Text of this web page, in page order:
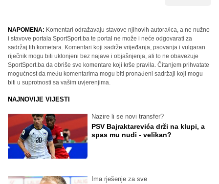
NAPOMENA: Komentari odražavaju stavove njihovih autora/ica, a ne nužno
i stavove portala SportSport.ba te portal ne može i neće odgovarati za
sadržaj tih kometara. Komentari koji sadrže vrijeđanja, psovanja i vulgaran
riječnik mogu biti uklonjeni bez najave i objašnjenja, ali to ne obavezuje
SportSport.ba da obriše sve komentare koji krše pravila. Čitanjem prihvatate
mogućnost da među komentarima mogu biti pronađeni sadržaji koji mogu
biti u suprotnosti sa vašim uvjerenjima.
NAJNOVIJE VIJESTI
Nazire li se novi transfer?
PSV Bajraktarevića drži na klupi, a
spas mu nudi - velikan?
Ima rješenje za sve